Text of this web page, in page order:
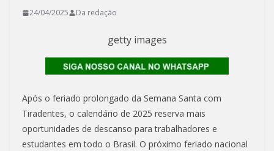
24/04/2025 Da redação
getty images
Após o feriado prolongado da Semana Santa com
Tiradentes, o calendário de 2025 reserva mais
oportunidades de descanso para trabalhadores e
estudantes em todo o Brasil. O próximo feriado nacional